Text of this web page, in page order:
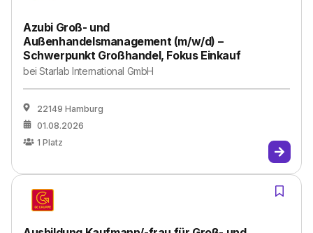
Azubi Groß- und
Außenhandelsmanagement (m/w/d) –
Schwerpunkt Großhandel, Fokus Einkauf
beiStarlab International GmbH
22149 Hamburg
01.08.2026
1 Platz